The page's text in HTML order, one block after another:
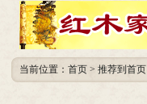
当前位置： 首页 > 推荐到首页